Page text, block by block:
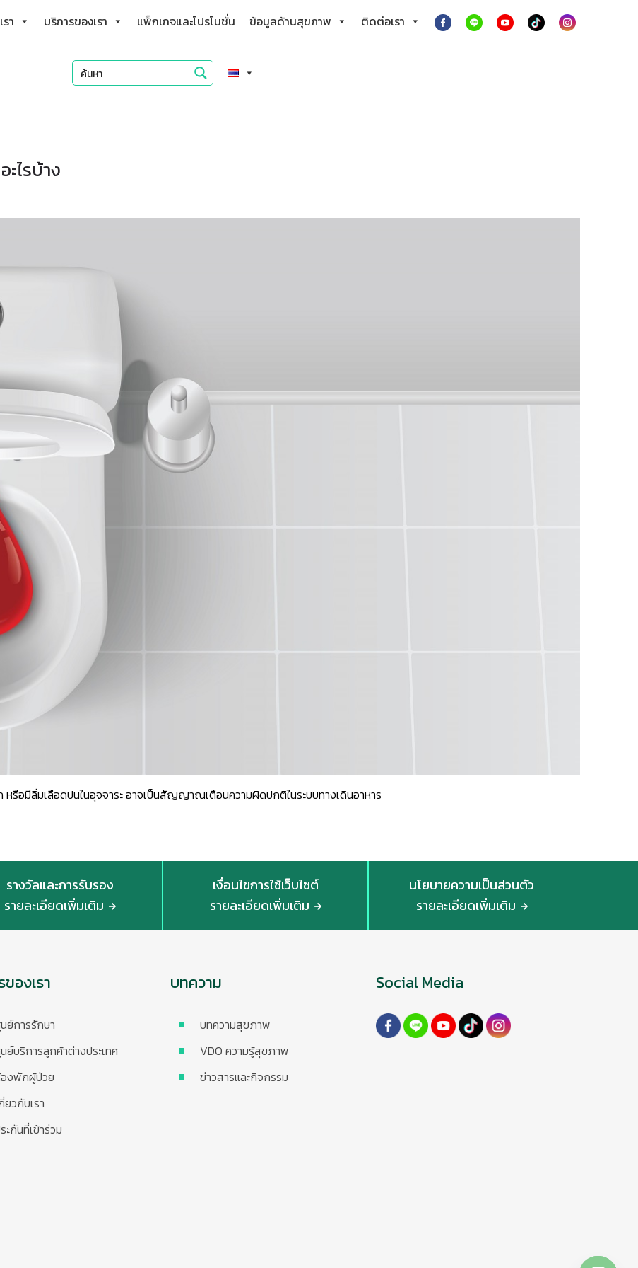
า บริการของเรา แพ็กเกจและโปรโมชั่น ข้อมูลด้านสุขภาพ ติดต่อเรา
ไรบ้าง
รือมีลิ่มเลือดปนในอุจจาระ อาจเป็นสัญญาณเตือนความผิดปกติในระบบทางเดินอาหาร
รางวัลและการรับรอง
รายละเอียดเพิ่มเติม
เงื่อนไขการใช้เว็บไซต์
รายละเอียดเพิ่มเติม
นโยบายความเป็นส่วนตัว
รายละเอียดเพิ่มเติม
องเรา
ย์การรักษา
ย์บริการลูกค้าต่างประเทศ
งพักผู้ป่วย
ยวกับเรา
ะกันที่เข้าร่วม
บทความ
บทความสุขภาพ
VDO ความรู้สุขภาพ
ข่าวสารและกิจกรรม
Social Media